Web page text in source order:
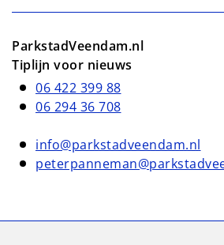
ParkstadVeendam.nl
Tiplijn voor nieuws
06 422 399 88
06 294 36 708
info@parkstadveendam.nl